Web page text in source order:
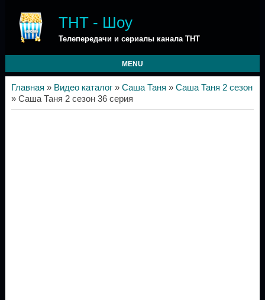
ТНТ - Шоу
Телепередачи и сериалы канала ТНТ
MENU
Главная » Видео каталог» Саша Таня » Саша Таня 2 сезон
» Саша Таня 2 сезон 36 серия